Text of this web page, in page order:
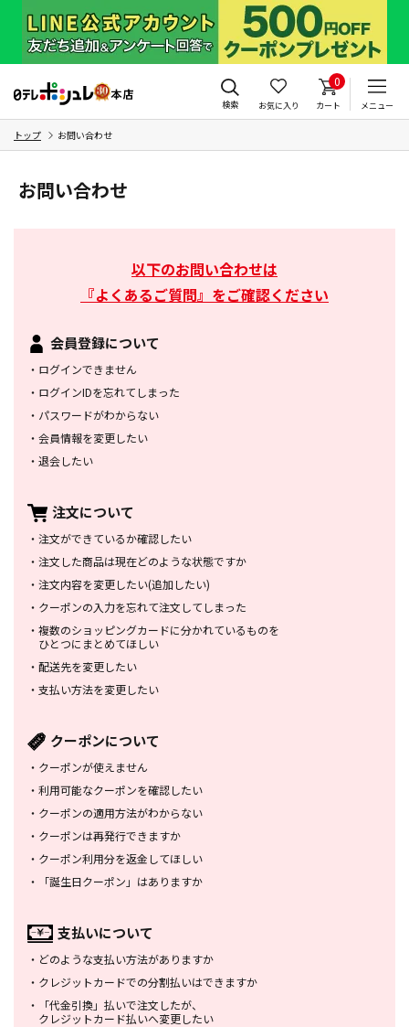
検索 お気に入り
0
カート メニュー
トップ お問い合わせ
お問い合わせ
以下のお問い合わせは
『よくあるご質問』をご確認ください
会員登録について
・ ログインできません
・ ログインIDを忘れてしまった
・ パスワードがわからない
・ 会員情報を変更したい
・ 退会したい
注文について
・ 注文ができているか確認したい
・ 注文した商品は現在どのような状態ですか
・ 注文内容を変更したい(追加したい)
・ クーポンの入力を忘れて注文してしまった
・ 複数のショッピングカードに分かれているものを
ひとつにまとめてほしい
・ 配送先を変更したい
・ 支払い方法を変更したい
クーポンについて
・ クーポンが使えません
・ 利用可能なクーポンを確認したい
・ クーポンの適用方法がわからない
・ クーポンは再発行できますか
・ クーポン利用分を返金してほしい
・
「誕生日クーポン」はありますか
支払いについて
・ どのような支払い方法がありますか
・ クレジットカードでの分割払いはできますか
・
「代金引換」払いで注文したが、
クレジットカード払いへ変更したい